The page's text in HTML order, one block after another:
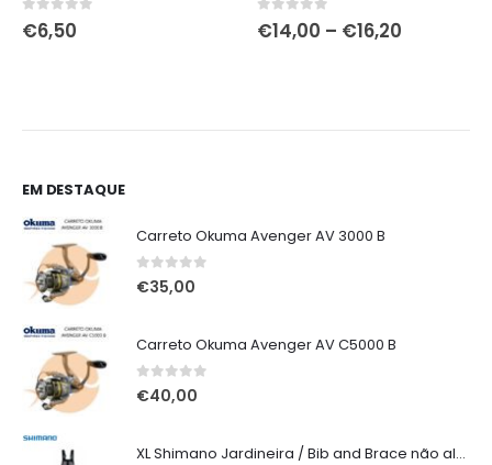
0out of 5
€6,50 0out of 5
€14,00 – €16,20
EM DESTAQUE
Carreto Okuma Avenger AV 3000 B
0out of 5
€35,00
Carreto Okuma Avenger AV C5000 B
0out of 5
€40,00
XL Shimano Jardineira / Bib and Brace não alcochoada preta